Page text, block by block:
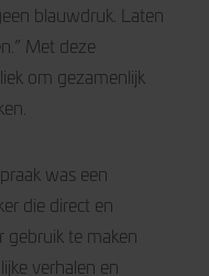
blauwdruk. Laten
Met deze
om gezamenlijk
was een
die direct en
gebruik te maken
verhalen en